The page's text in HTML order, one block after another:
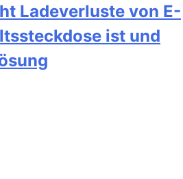
Ladeverluste von E-
ist und